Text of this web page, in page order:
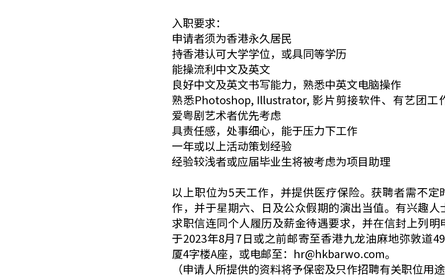
入职要求：
申请者须为香港永久居民
持香港认可大学学位，或具同等学历
能操流利中文及英文
良好中文及英文书写能力，熟悉中英文电脑操作
熟悉Photoshop, Illustrator, 影片剪接软件、有艺团工
爱粤剧艺术者优先考虑
具责任感，处事细心，能于压力下工作
一年或以上活动策划经验
经验较浅者或应届毕业生将被考虑为项目助理
以上职位为5天工作，并提供医疗保险。获聘者需不定
作，并于星期六、日及公众假期的演出当值。有兴趣人
求职信连同个人履历及薪金待遇要求，并在信封上列明
于2023年8月7日或之前邮寄至香港九龙油麻地弥敦道
厦4字楼A座，或电邮至：hr@hkbarwo.com。
（申请人所提供的资料将予保密及只作招聘有关职位用途